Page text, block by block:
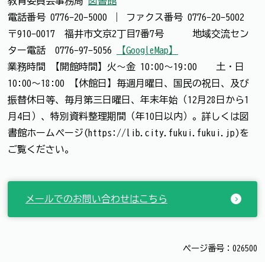
電話番号 0776-20-5000 ファクス番号 0776-20-5002
〒910-0017 福井市文京2丁目7番7号 地域交流セン
ター電話 0776-97-5056
【GoogleMap】
業務時間 【開館時間】火～金 10:00～19:00 土・日
10:00～18:00 【休館日】毎週月曜日、国民の祝日、及び
振替休日等、毎月第三日曜日、年末年始（12月28日から1
月4日）、特別資料整理期間（年10日以内）。詳しくは図
書館ホームページ(https://lib.city.fukui.fukui.jp)を
ご覧ください。
メールでのお問い合わせはこちら
ページ番号：026500